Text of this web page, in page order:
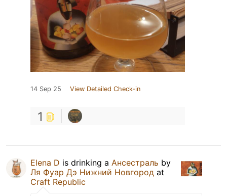
14 Sep 25 View Detailed Check-in
1
Elena D is drinking a Ансестраль by
Ля Фуар Дэ Нижний Новгород at
Craft Republic